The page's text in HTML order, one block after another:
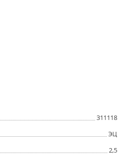
311118
ЭЦ
2,5